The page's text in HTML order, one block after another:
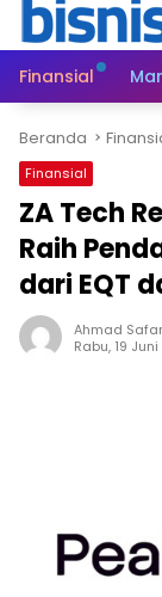
Finansial
Beranda
Finansial
ZA Tech
Raih
dari EQT
Ahmad
Rabu, 19 Juni